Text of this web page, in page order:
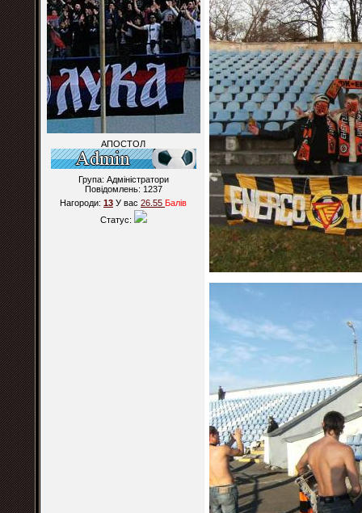
АПОСТОЛ
Група: Адміністратори
Повідомлень: 1237
Нагороди: 13 У вас 26.55 Балiв
Статус: